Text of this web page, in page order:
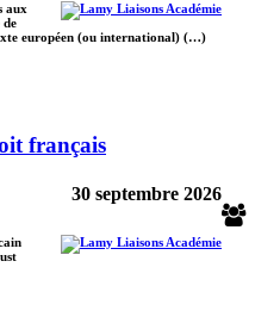
aux
de
européen (ou international) (…)
français
30 septembre 2026